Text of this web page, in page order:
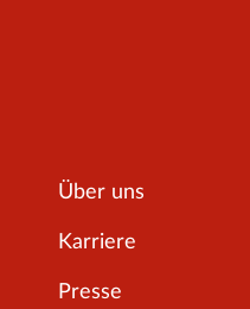
Über uns
Karriere
Presse